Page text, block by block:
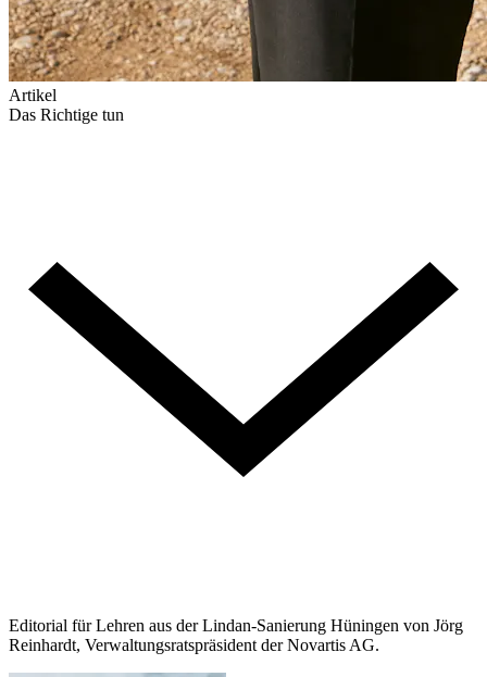
Artikel
Das Richtige tun
Editorial für Lehren aus der Lindan-Sanierung Hüningen von Jörg
Reinhardt, Verwaltungsratspräsident der Novartis AG.